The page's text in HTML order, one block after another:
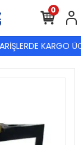
KARGO
0